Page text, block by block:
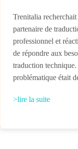
Trenitalia
partenaire de
professionnel et
de répondre aux
traduction
problématique était
>lire la suite